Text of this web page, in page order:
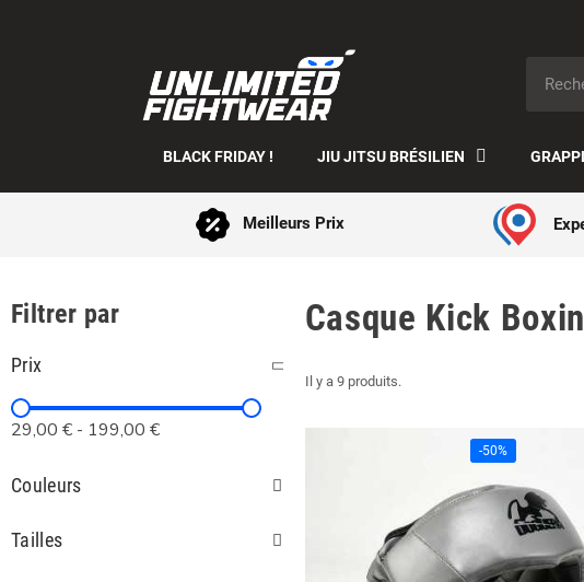
BLACK FRIDAY ! JIU JITSU BRÉSILIEN
Meilleurs Prix
Filtrer par
Prix
29,00 € - 199,00 €
Couleurs
Tailles
Casque Kick
Il y a 9 produits.
-50%